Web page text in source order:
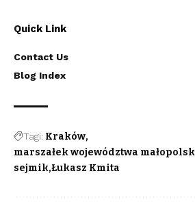
Quick Link
Contact Us
Blog Index
Tagi: Kraków
marszałek województwa
sejmik Łukasz Kmita